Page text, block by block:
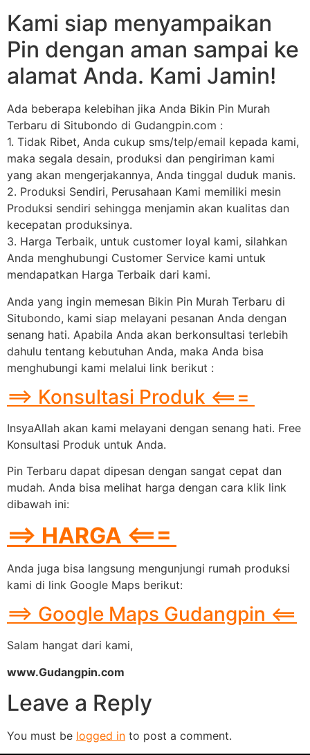
Kami siap menyampaikan
Pin dengan aman sampai ke
alamat Anda. Kami Jamin!
Ada beberapa kelebihan jika Anda Bikin Pin Murah
Terbaru di Situbondo di Gudangpin.com :
1. Tidak Ribet, Anda cukup sms/telp/email kepada kami,
maka segala desain, produksi dan pengiriman kami
yang akan mengerjakannya, Anda tinggal duduk manis.
2. Produksi Sendiri, Perusahaan Kami memiliki mesin
Produksi sendiri sehingga menjamin akan kualitas dan
kecepatan produksinya.
3. Harga Terbaik, untuk customer loyal kami, silahkan
Anda menghubungi Customer Service kami untuk
mendapatkan Harga Terbaik dari kami.
Anda yang ingin memesan Bikin Pin Murah Terbaru di
Situbondo, kami siap melayani pesanan Anda dengan
senang hati. Apabila Anda akan berkonsultasi terlebih
dahulu tentang kebutuhan Anda, maka Anda bisa
menghubungi kami melalui link berikut :
==> Konsultasi Produk <===
InsyaAllah akan kami melayani dengan senang hati. Free
Konsultasi Produk untuk Anda.
Pin Terbaru dapat dipesan dengan sangat cepat dan
mudah. Anda bisa melihat harga dengan cara klik link
dibawah ini:
==> HARGA <===
Anda juga bisa langsung mengunjungi rumah produksi
kami di link Google Maps berikut:
==> Google Maps Gudangpin <==
Salam hangat dari kami,
www.Gudangpin.com
Leave a Reply
You must be logged in to post a comment.